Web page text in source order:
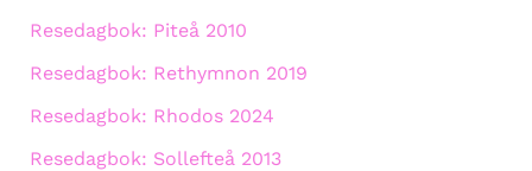
Resedagbok: Piteå 2010
Resedagbok: Rethymnon 2019
Resedagbok: Rhodos 2024
Resedagbok: Sollefteå 2013